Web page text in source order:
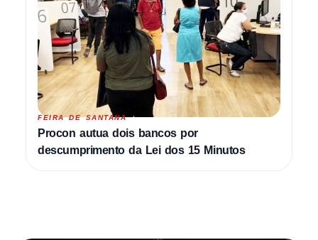
FEIRA DE SANTANA
Procon autua dois bancos por
descumprimento da Lei dos 15 Minutos